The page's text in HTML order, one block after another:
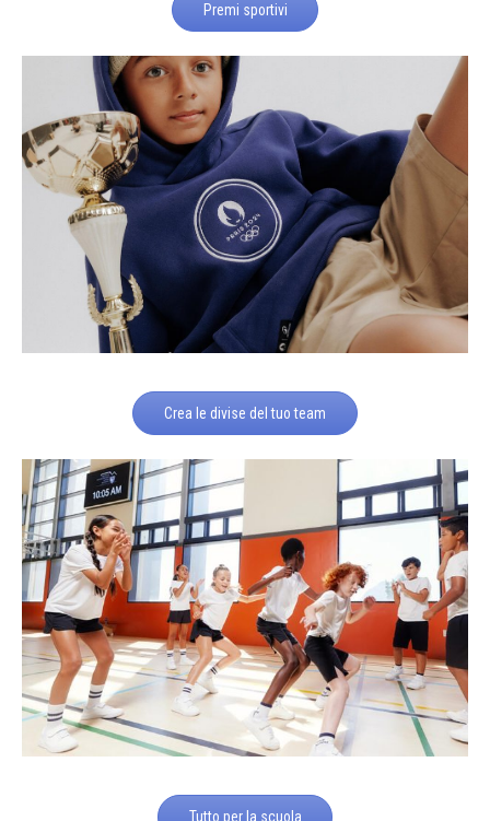
Premi sportivi
Crea le divise del tuo team
Tutto per la scuola